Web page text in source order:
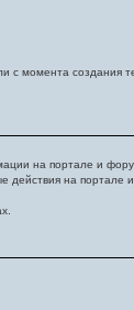
с момента создания
на портале и
действия на